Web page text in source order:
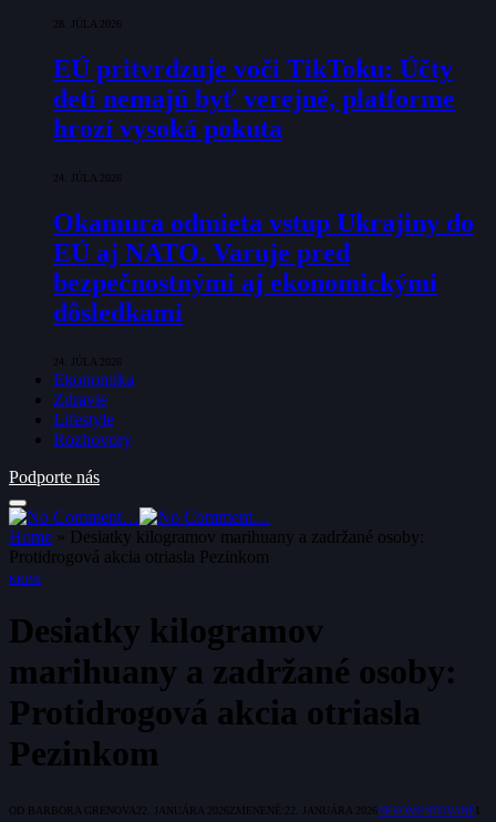
28. JÚLA 2026
EÚ pritvrdzuje voči TikToku: Účty
detí nemajú byť verejné, platforme
hrozí vysoká pokuta
24. JÚLA 2026
Okamura odmieta vstup Ukrajiny do
EÚ aj NATO. Varuje pred
bezpečnostnými aj ekonomickými
dôsledkami
24. JÚLA 2026
Ekonomika
Zdravie
Lifestyle
Rozhovory
Podporte nás
Home » Desiatky kilogramov marihuany a zadržané osoby:
Protidrogová akcia otriasla Pezinkom
KRIMI
Desiatky kilogramov
marihuany a zadržané osoby:
Protidrogová akcia otriasla
Pezinkom
OD BARBORA GRENOVA 22. JANUÁRA 2026 ZMENENÉ: 22. JANUÁRA 2026 NEKOMENTOVANÉ1